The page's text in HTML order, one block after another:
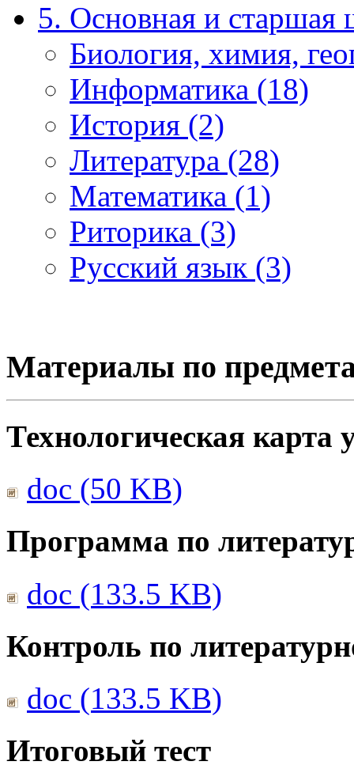
5. Основная и старшая
Биология, химия,
Информатика (18)
История (2)
Литература (28)
Математика (1)
Риторика (3)
Русский язык (3)
Материалы по
Технологическая карта
doc (50 KB)
Программа по
doc (133.5 KB)
Контроль по
doc (133.5 KB)
Итоговый тест